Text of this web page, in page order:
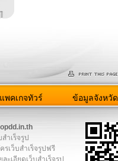
แพคเกจทัวร์ ข้อมูลจังหวัด
สำเร็จรูป
รเว็บสำเร็จรูปฟรี
ละเอียดเว็บสำเร็จรูป